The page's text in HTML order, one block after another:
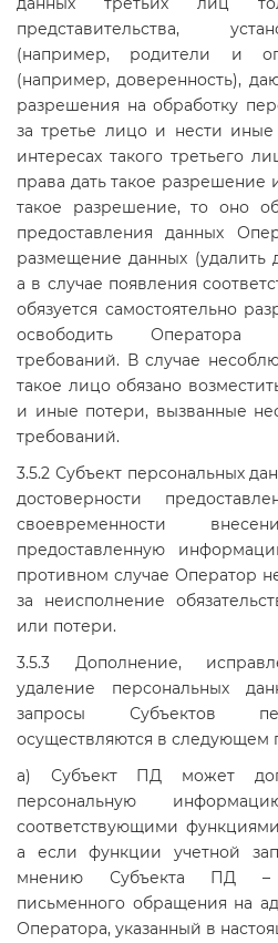
представительства,
(например, родители и
(например, доверенность),
разрешения на обработку
за третье лицо и нести
интересах такого третьего
права дать такое разрешение
такое разрешение, то оно
предоставления данных
размещение данных (удалить
а в случае появления
обязуется самостоятельно
освободить Оператора
требований. В случае
такое лицо обязано
и иные потери, вызванные
требований.
3.5.2 Субъект персональных
достоверности
своевременности
предоставленную
противном случае Оператор
за неисполнение
или потери.
3.5.3 Дополнение,
удаление персональных
запросы Субъектов
осуществляются в следующем
а) Субъект ПД может
персональную
соответствующими
а если функции учетной
мнению Субъекта ПД –
письменного обращения на
Оператора, указанный в